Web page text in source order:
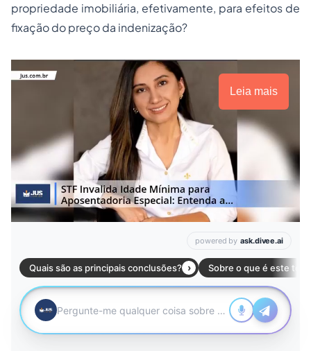
propriedade imobiliária, efetivamente, para efeitos de
fixação do preço da indenização?
Leia mais